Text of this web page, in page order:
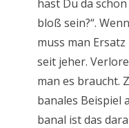
hast Du da
bloß sein?“.
muss man
seit jeher.
man es braucht.
banales Beispiel
banal ist das